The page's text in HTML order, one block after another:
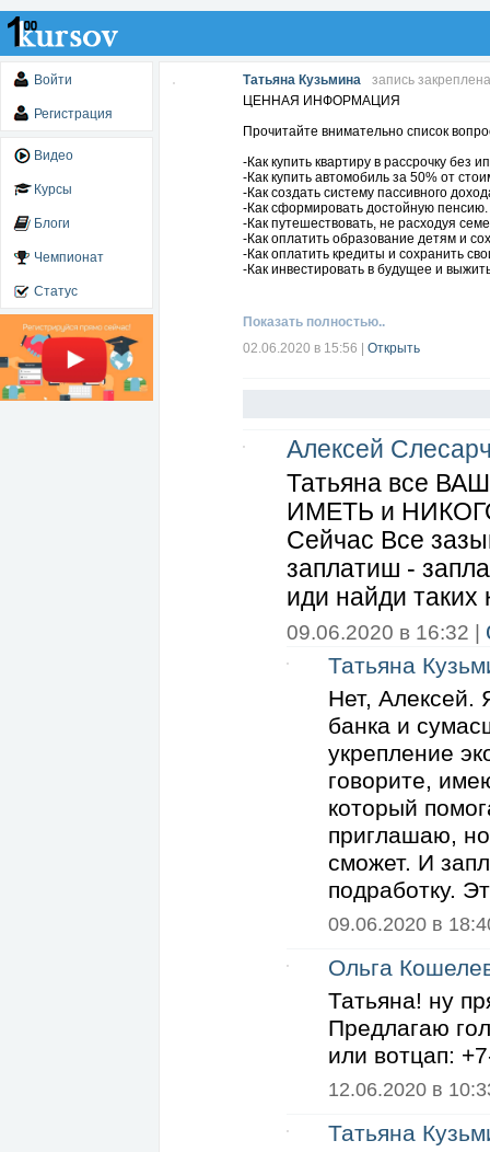
Войти
Регистрация
Видео
Курсы
Блоги
Чемпионат
Статус
Татьяна Кузьмина
запись закреплена
ЦЕННАЯ ИНФОРМАЦИЯ
Прочитайте внимательно список
-Как купить квартиру в рассрочку без
-Как купить автомобиль за 50% от
-Как создать систему пассивного
-Как сформировать достойную пенсию.
-Как путешествовать, не расходуя
-Как оплатить образование детям и
-Как оплатить кредиты и сохранить
-Как инвестировать в будущее и
Показать полностью..
02.06.2020 в 15:56
Открыть
Алексей
Татьяна все
ИМЕТЬ и
Сейчас Все
заплатиш -
иди найди таких
09.06.2020 в 16:32 |
Татьяна
Нет, Алексей.
банка и
укрепление
говорите,
который
приглашаю,
сможет. И
подработку.
09.06.2020 в
Ольга
Татьяна! ну
Предлагаю
или вотцап:
12.06.2020 в
Татьяна